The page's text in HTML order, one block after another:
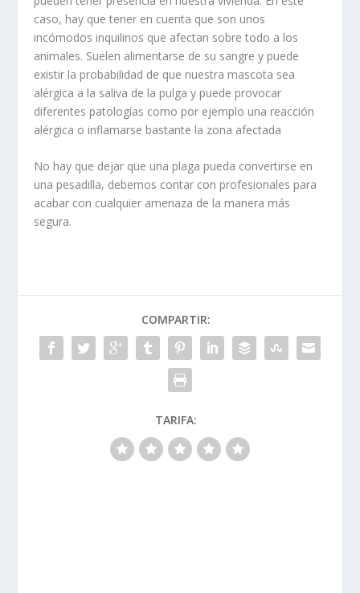
caso, hay que tener en cuenta que son unos
incómodos inquilinos que afectan sobre todo a los
animales. Suelen alimentarse de su sangre y puede
existir la probabilidad de que nuestra mascota sea
alérgica a la saliva de la pulga y puede provocar
diferentes patologías como por ejemplo una reacción
alérgica o inflamarse bastante la zona afectada
No hay que dejar que una plaga pueda convertirse en
una pesadilla, debemos contar con profesionales para
acabar con cualquier amenaza de la manera más
segura.
COMPARTIR:
TARIFA: